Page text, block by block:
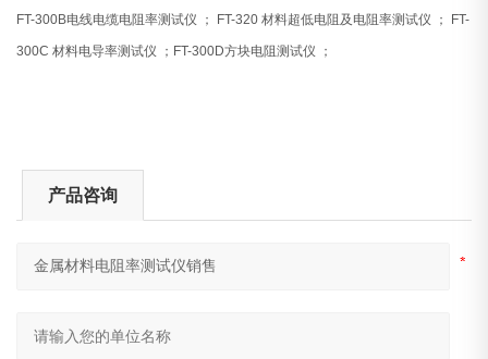
FT-300B电线电缆电阻率测试仪 ； FT-320材料超低电阻及电阻率测试仪 ； FT-
300C材料电导率测试仪 ； FT-300D方块电阻测试仪 ；
产品咨询